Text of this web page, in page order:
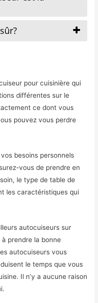
pour cuisinière qui
différentes sur le
ce dont vous
pouvez vous perdre
besoins personnels
vous de prendre en
le type de table de
les caractéristiques qui
autocuiseurs sur
prendre la bonne
autocuiseurs vous
le temps que vous
Il n’y a aucune raison